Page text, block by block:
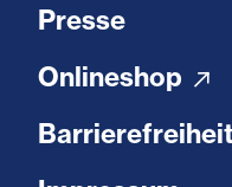
Presse
Onlineshop
Barrierefreiheit